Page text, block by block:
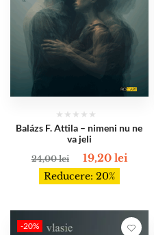
Balázs F. Attila – nimeni nu ne
va jeli
24,00lei 19,20 lei
Reducere: 20%
-20%